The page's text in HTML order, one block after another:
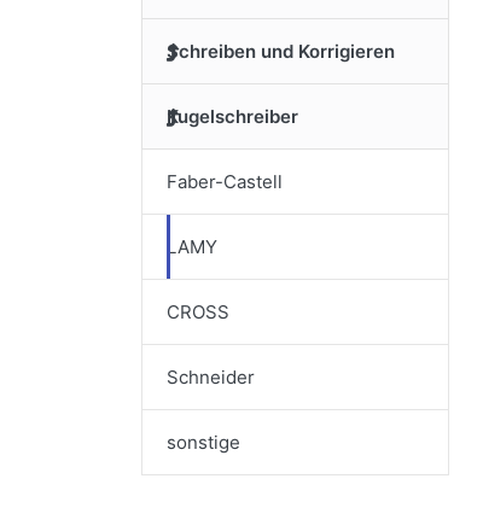
Schreiben und Korrigieren
Kugelschreiber
Faber-Castell
LAMY
CROSS
Schneider
sonstige